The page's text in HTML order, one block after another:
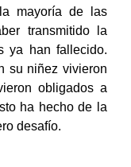
mayoría de las
transmitido la
ya han fallecido.
su niñez vivieron
obligados a
ha hecho de la
desafío.